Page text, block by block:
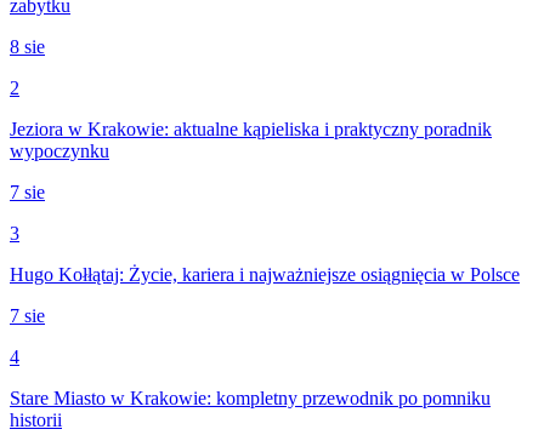
zabytku
8 sie
2
Jeziora w Krakowie: aktualne kąpieliska i praktyczny poradnik
wypoczynku
7 sie
3
Hugo Kołłątaj: Życie, kariera i najważniejsze osiągnięcia w Polsce
7 sie
4
Stare Miasto w Krakowie: kompletny przewodnik po pomniku
historii